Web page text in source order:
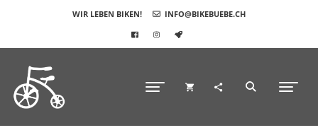
WIR LEBEN BIKEN! INFO@BIKEBUEBE.CH